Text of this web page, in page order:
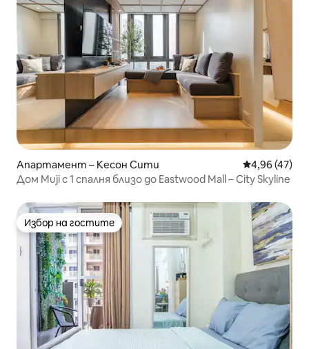
Апартамент – Кесон Сити Средна
4,96 (47)
Дом Muji с 1 спалня близо до Eastwood Mall – City Skyline
Избор на гостите
Избор на гостите